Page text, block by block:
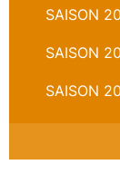
SAISON
SAISON
SAISON